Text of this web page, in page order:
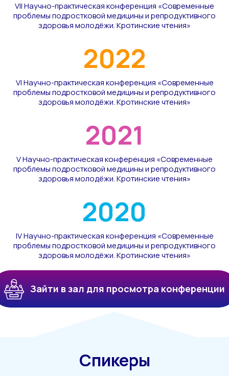
VII Научно-практическая конференция «Современные
проблемы подростковой медицины и репродуктивного
здоровья молодёжи. Кротинские чтения»
2022
VI Научно-практическая конференция «Современные
проблемы подростковой медицины и репродуктивного
здоровья молодёжи. Кротинские чтения»
2021
V Научно-практическая конференция «Современные
проблемы подростковой медицины и репродуктивного
здоровья молодёжи. Кротинские чтения»
2020
IV Научно-практическая конференция «Современные
проблемы подростковой медицины и репродуктивного
здоровья молодёжи. Кротинские чтения»
Зайти в зал для просмотра конференции
Спикеры